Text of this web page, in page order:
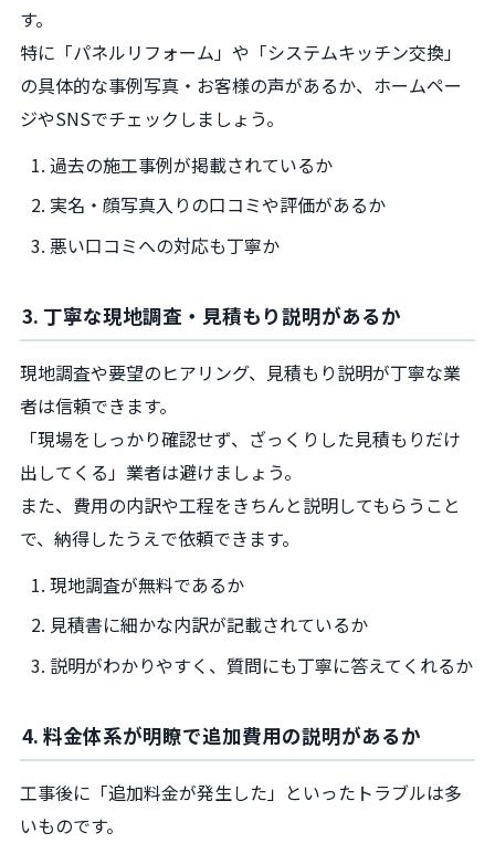
す。
特に「パネルリフォーム」や「システムキッチン交換」
の具体的な事例写真・お客様の声があるか、ホームペー
ジやSNSでチェックしましょう。
過去の施工事例が掲載されているか
実名・顔写真入りの口コミや評価があるか
悪い口コミへの対応も丁寧か
3. 丁寧な現地調査・見積もり説明があるか
現地調査や要望のヒアリング、見積もり説明が丁寧な業
者は信頼できます。
「現場をしっかり確認せず、ざっくりした見積もりだけ
出してくる」業者は避けましょう。
また、費用の内訳や工程をきちんと説明してもらうこと
で、納得したうえで依頼できます。
現地調査が無料であるか
見積書に細かな内訳が記載されているか
説明がわかりやすく、質問にも丁寧に答えてくれるか
4. 料金体系が明瞭で追加費用の説明があるか
工事後に「追加料金が発生した」といったトラブルは多
いものです。